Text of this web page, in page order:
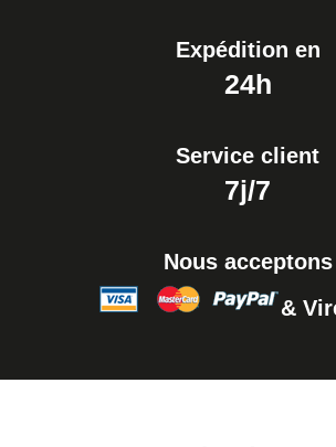
Expédition en
24h
Service client
7j/7
Nous acceptons
&